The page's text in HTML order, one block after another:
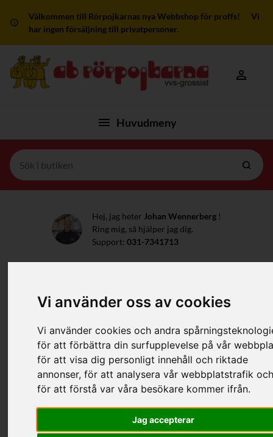
Vi använder oss av cookies
Vi använder cookies och andra
för att förbättra din surfupplevelse på vår
för att visa dig personligt innehåll och riktade
annonser, för att analysera vår webbplatstrafik
för att förstå var våra besökare kommer ifrån.
Jag accepterar
Välkommen till Rörpojkarnas nya Webbshop för proffs! Vi
har ingen försäljning till privatpersoner.
Mitt
Huvudmeny
Hej, jag heter Johan Wennerberg !
Ring mig, så hjälper jag dig.
Support: 031-7341713
Filter
Kategorier
Blind- Och Svetsflänsar